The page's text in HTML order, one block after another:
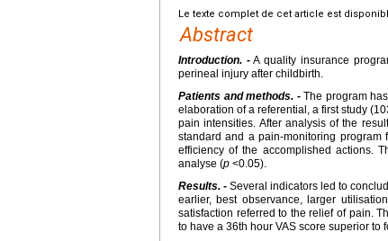
Le texte complet de cet article est
Abstract
Introduction. -A quality insurance
perineal injury after childbirth.
Patients and methods. -The program
elaboration of a referential, a first study
pain intensities. After analysis of the
standard and a pain-monitoring program
efficiency of the accomplished actions.
analyse (p <0.05).
Results. - Several indicators led to
earlier, best observance, larger
satisfaction referred to the relief of pain.
to have a 36th hour VAS score superior to